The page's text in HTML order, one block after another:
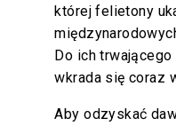
której felietony
Do ich
wkrada się coraz
Aby odzyskać